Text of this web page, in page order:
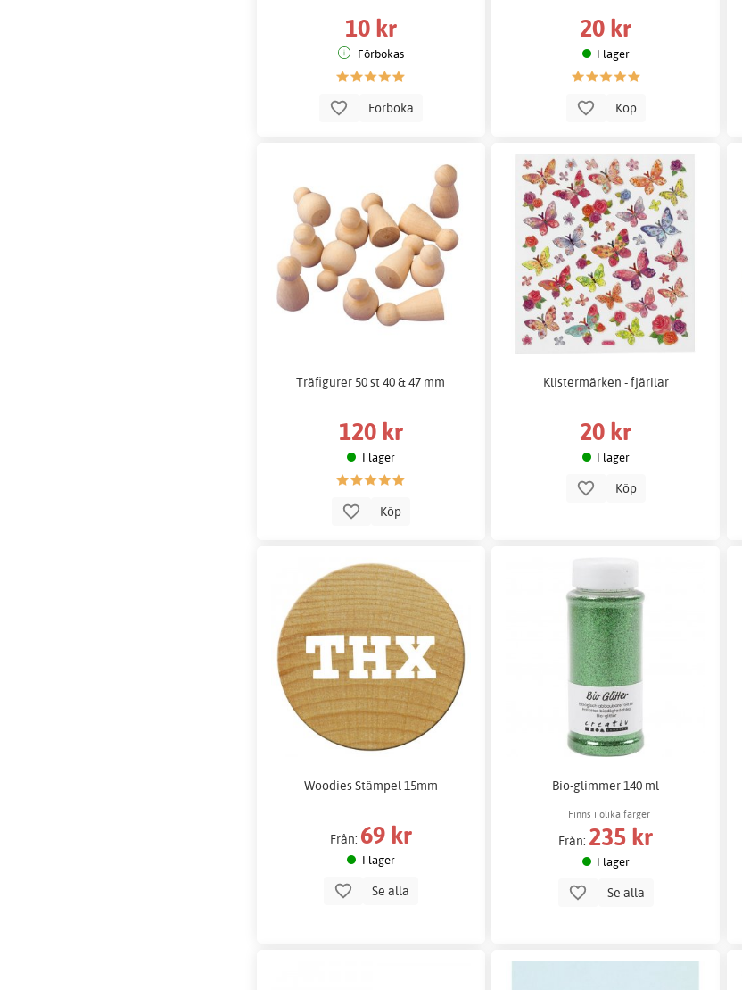
10 kr
Förbokas
Förboka
20 kr
I lager
Köp
Träfigurer 50 st 40 & 47 mm
120 kr
I lager
Köp
Klistermärken - fjärilar
20 kr
I lager
Köp
Woodies Stämpel 15mm
Från: 69 kr
I lager
Se alla
Bio-glimmer 140 ml
Finns i olika färger
Från: 235 kr
I lager
Se alla